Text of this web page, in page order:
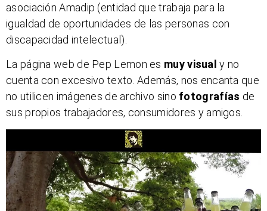
asociación Amadip (entidad que trabaja para la
igualdad de oportunidades de las personas con
discapacidad intelectual).
La página web de Pep Lemon es muy visual y no
cuenta con excesivo texto. Además, nos encanta que
no utilicen imágenes de archivo sino fotografías de
sus propios trabajadores, consumidores y amigos.